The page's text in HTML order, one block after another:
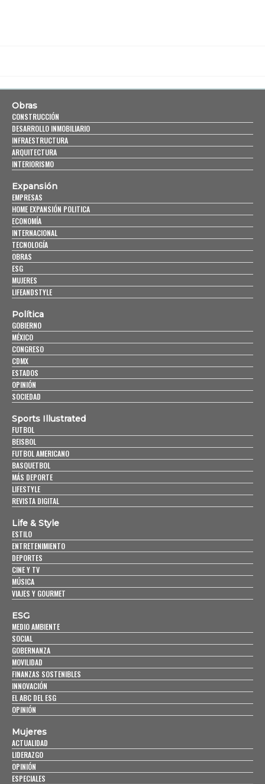
Obras
CONSTRUCCIÓN
DESARROLLO INMOBILIARIO
INFRAESTRUCTURA
ARQUITECTURA
INTERIORISMO
Expansión
EMPRESAS
HOME EXPANSIÓN POLITICA
ECONOMÍA
INTERNACIONAL
TECNOLOGÍA
OBRAS
ESG
MUJERES
LIFEANDSTYLE
Política
GOBIERNO
MÉXICO
CONGRESO
CDMX
ESTADOS
OPINIÓN
SOCIEDAD
Sports Illustrated
FUTBOL
BEISBOL
FUTBOL AMERICANO
BASQUETBOL
MÁS DEPORTE
LIFESTYLE
REVISTA DIGITAL
Life & Style
ESTILO
ENTRETENIMIENTO
DEPORTES
CINE Y TV
MÚSICA
VIAJES Y GOURMET
ESG
MEDIO AMBIENTE
SOCIAL
GOBERNANZA
MOVILIDAD
FINANZAS SOSTENIBLES
INNOVACIÓN
EL ABC DEL ESG
OPINIÓN
Mujeres
ACTUALIDAD
LIDERAZGO
OPINIÓN
ESPECIALES